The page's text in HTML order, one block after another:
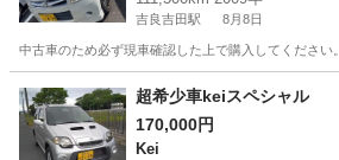
吉良吉田駅 8月8日
中古車のため必ず現車確認した上で購入してくださ
愛知 西尾市 吉良吉田駅 パレット
超希少車keiスペシャル
170,000円
Kei